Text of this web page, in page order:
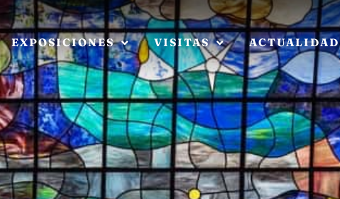
EXPOSICIONES VISITAS ACTUALIDAD